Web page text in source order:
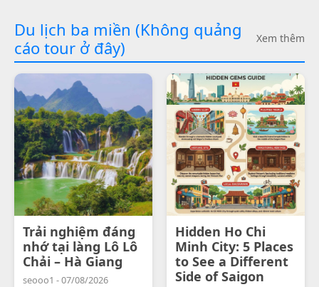
Du lịch ba miền (Không quảng
cáo tour ở đây)
Xem thêm
Trải nghiệm đáng
nhớ tại làng Lô Lô
Chải – Hà Giang
seooo1 - 07/08/2026
Hidden Ho Chi
Minh City: 5 Places
to See a Different
Side of Saigon